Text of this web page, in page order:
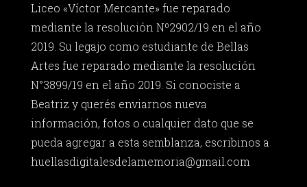
Liceo «Víctor Mercante» fue reparado
mediante la resolución Nº2902/19 en el año
2019. Su legajo como estudiante de Bellas
Artes fue reparado mediante la resolución
N°3899/19 en el año 2019. Si conociste a
Beatriz y querés enviarnos nueva
información, fotos o cualquier dato que se
pueda agregar a esta semblanza, escribinos a
huellasdigitalesdelamemoria@gmail.com